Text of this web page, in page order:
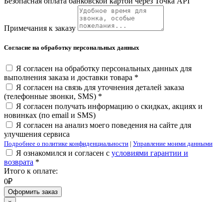
Примечания к заказу
Согласие на обработку персональных данных
Я согласен на обработку персональных данных для
выполнения заказа и доставки товара *
Я согласен на связь для уточнения деталей заказа
(телефонные звонки, SMS) *
Я согласен получать информацию о скидках, акциях и
новинках (по email и SMS)
Я согласен на анализ моего поведения на сайте для
улучшения сервиса
Подробнее о политике конфиденциальности | Управление моими данными
Я ознакомился и согласен с условиями гарантии и
возврата *
Итого к оплате:
0₽
Оформить заказ